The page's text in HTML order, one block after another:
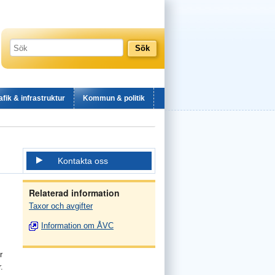
& infrastruktur Kommun & politik
Kontakta oss
Relaterad information
Taxor och avgifter
Information om ÅVC